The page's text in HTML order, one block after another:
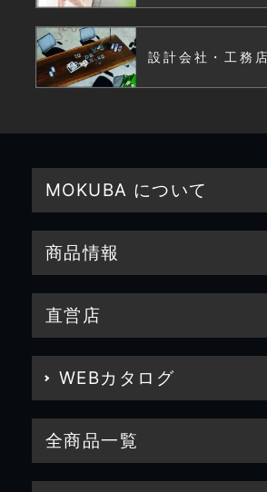
設計会社・工務
MOKUBA について
商品情報
直営店
WEBカタログ
全商品一覧